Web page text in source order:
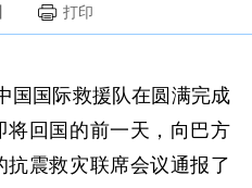
打印
国际救援队在圆满完成
将回国的前一天，向巴方
震救灾联席会议通报了